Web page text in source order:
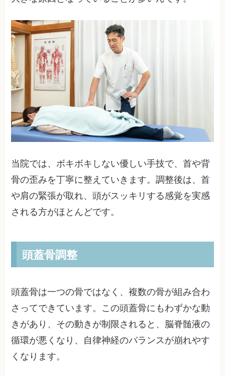
当院では、ボキボキしない優しい手技で、首や背
骨の歪みを丁寧に整えていきます。調整後は、首
や肩の緊張が取れ、頭がスッキリする感覚を実感
される方がほとんどです。
頭蓋骨調整
頭蓋骨は一つの骨ではなく、複数の骨が組み合わ
さってできています。この頭蓋骨にもわずかな動
きがあり、その動きが制限されると、脳脊髄液の
循環が悪くなり、自律神経のバランスが崩れやす
くなります。